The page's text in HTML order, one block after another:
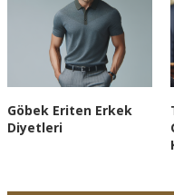
Göbek Eriten Erkek
Diyetleri